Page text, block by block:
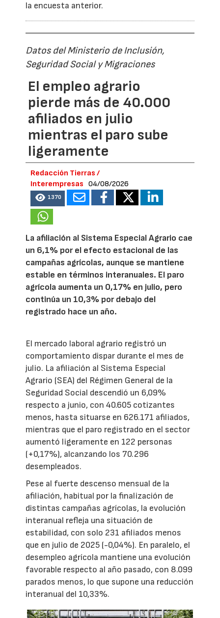
la encuesta anterior.
Datos del Ministerio de Inclusión,
Seguridad Social y Migraciones
El empleo agrario
pierde más de 40.000
afiliados en julio
mientras el paro sube
ligeramente
Redacción Tierras /
Interempresas
04/08/2026
1370
La afiliación al Sistema Especial Agrario cae
un 6,1% por el efecto estacional de las
campañas agrícolas, aunque se mantiene
estable en términos interanuales. El paro
agrícola aumenta un 0,17% en julio, pero
continúa un 10,3% por debajo del
registrado hace un año.
El mercado laboral agrario registró un
comportamiento dispar durante el mes de
julio. La afiliación al Sistema Especial
Agrario (SEA) del Régimen General de la
Seguridad Social descendió un 6,09%
respecto a junio, con 40.605 cotizantes
menos, hasta situarse en 626.171 afiliados,
mientras que el paro registrado en el sector
aumentó ligeramente en 122 personas
(+0,17%), alcanzando los 70.296
desempleados.
Pese al fuerte descenso mensual de la
afiliación, habitual por la finalización de
distintas campañas agrícolas, la evolución
interanual refleja una situación de
estabilidad, con solo 231 afiliados menos
que en julio de 2025 (-0,04%). En paralelo, el
desempleo agrícola mantiene una evolución
favorable respecto al año pasado, con 8.099
parados menos, lo que supone una reducción
interanual del 10,33%.